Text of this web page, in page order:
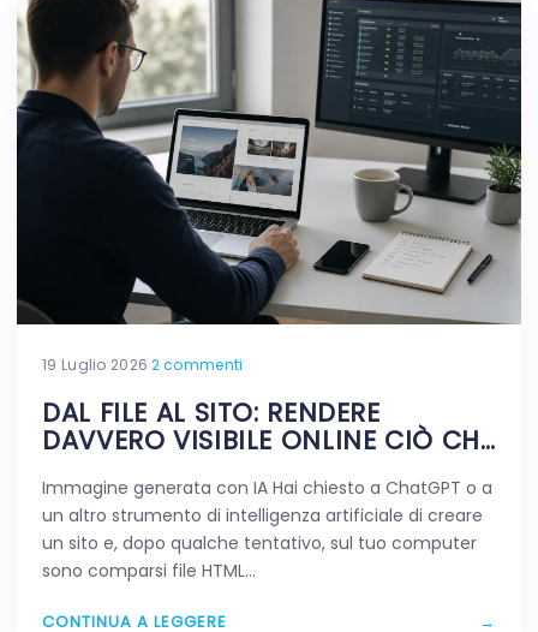
19 Luglio 2026·2 commenti
DAL FILE AL SITO: RENDERE
DAVVERO VISIBILE ONLINE CIÒ CHE
Immagine generata con IA Hai chiesto a ChatGPT o a
un altro strumento di intelligenza artificiale di creare
un sito e, dopo qualche tentativo, sul tuo computer
sono comparsi file HTML…
CONTINUA A LEGGERE →